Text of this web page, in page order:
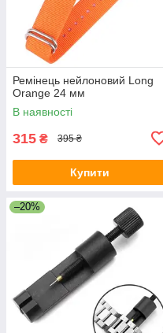
Ремінець нейлоновий Long
Orange 24 мм
В наявності
315 ₴ 395 ₴
Купити
–20%